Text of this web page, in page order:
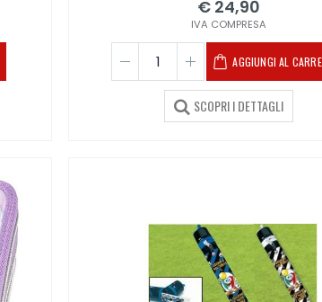
€ 24,90
IVA COMPRESA
AGGIUNGI AL
SCOPRI I DETTAGLI